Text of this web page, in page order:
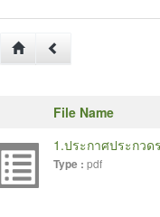
File Name
1.ประกาศประกวด
Type : pdf